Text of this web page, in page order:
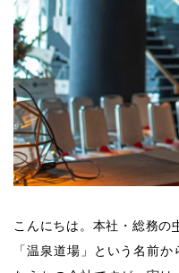
こんにちは。本社・総務の
「温泉道場」という名前